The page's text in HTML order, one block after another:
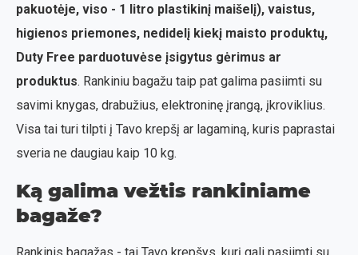
pakuotėje, viso - 1 litro plastikinį maišelį), vaistus,
higienos priemones, nedidelį kiekį maisto produktų,
Duty Free parduotuvėse įsigytus gėrimus ar
produktus. Rankiniu bagažu taip pat galima pasiimti su
savimi knygas, drabužius, elektroninę įrangą, įkroviklius.
Visa tai turi tilpti į Tavo krepšį ar lagaminą, kuris paprastai
sveria ne daugiau kaip 10 kg.
Ką galima vežtis rankiniame
bagaže?